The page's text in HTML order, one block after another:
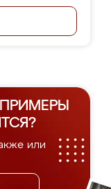
или